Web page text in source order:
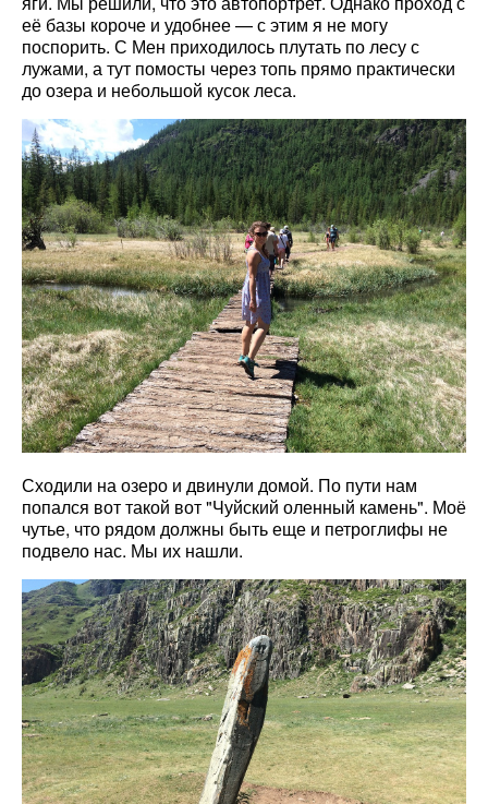
её базы короче и удобнее — с этим я не могу
поспорить. С Мен приходилось плутать по лесу с
лужами, а тут помосты через топь прямо практически
до озера и небольшой кусок леса.
Сходили на озеро и двинули домой. По пути нам
попался вот такой вот "Чуйский оленный камень". Моё
чутье, что рядом должны быть еще и петроглифы не
подвело нас. Мы их нашли.